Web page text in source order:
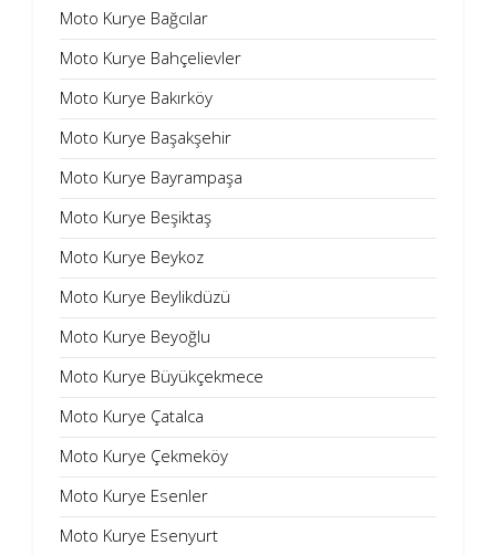
Moto Kurye Bağcılar
Moto Kurye Bahçelievler
Moto Kurye Bakırköy
Moto Kurye Başakşehir
Moto Kurye Bayrampaşa
Moto Kurye Beşiktaş
Moto Kurye Beykoz
Moto Kurye Beylikdüzü
Moto Kurye Beyoğlu
Moto Kurye Büyükçekmece
Moto Kurye Çatalca
Moto Kurye Çekmeköy
Moto Kurye Esenler
Moto Kurye Esenyurt